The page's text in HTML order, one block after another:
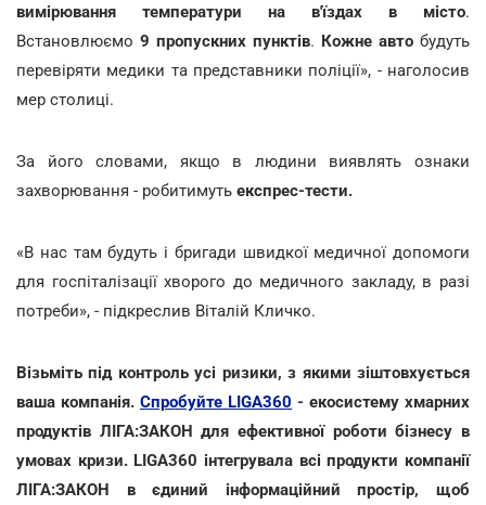
вимірювання температури на в'їздах в місто.
Встановлюємо 9 пропускних пунктів. Кожне авто будуть
перевіряти медики та представники поліції», - наголосив
мер столиці.
За його словами, якщо в людини виявлять ознаки
захворювання - робитимуть експрес-тести.
«В нас там будуть і бригади швидкої медичної допомоги
для госпіталізації хворого до медичного закладу, в разі
потреби», - підкреслив Віталій Кличко.
Візьміть під контроль усі ризики, з якими зіштовхується
ваша компанія. Спробуйте LIGA360 - екосистему хмарних
продуктів ЛІГА:ЗАКОН для ефективної роботи бізнесу в
умовах кризи. LIGA360 інтегрувала всі продукти компанії
ЛІГА:ЗАКОН в єдиний інформаційний простір, щоб